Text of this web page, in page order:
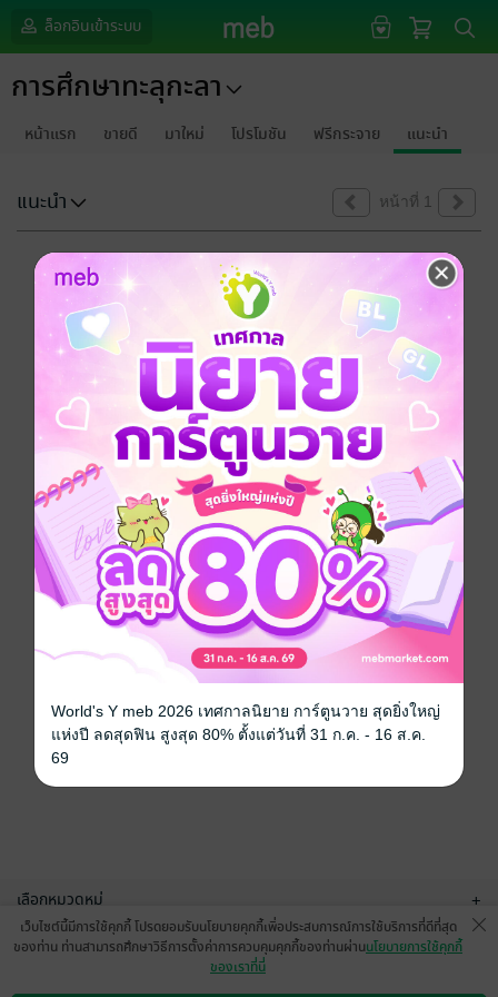
ล็อกอินเข้าระบบ
การศึกษาทะลุกะลา
หน้าแรก ขายดี มาใหม่ โปรโมชัน ฟรีกระจาย แนะนำ
แนะนำ หน้าที่ 1
ขออภัยด้วยนะคะ
ไม่พบข้อมูลในหัวข้อที่คุณกำลังชมค่ะ
เลือกหมวดหมู่ +
บริการช่วยเหลือ
เว็บไซต์นี้มีการใช้คุกกี้ โปรดยอมรับนโยบายคุกกี้เพื่อประสบการณ์การใช้บริการที่ดีที่สุด
ของท่าน ท่านสามารถศึกษาวิธีการตั้งค่าการควบคุมคุกกี้ของท่านผ่านนโยบายการใช้คุกกี้
ของเราที่นี่
World's Y meb 2026 เทศกาลนิยาย การ์ตูนวาย สุดยิ่งใหญ่
แห่งปี ลดสุดฟิน สูงสุด 80% ตั้งแต่วันที่ 31 ก.ค. - 16 ส.ค.
69